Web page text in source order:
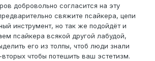
добровольно согласится на эту
свяжите псайкера, цепи
инструмент, но так же подойдёт и
псайкера всякой другой лабудой,
его из толпы, чтоб люди знали
чтобы потешить ваш эстетизм.